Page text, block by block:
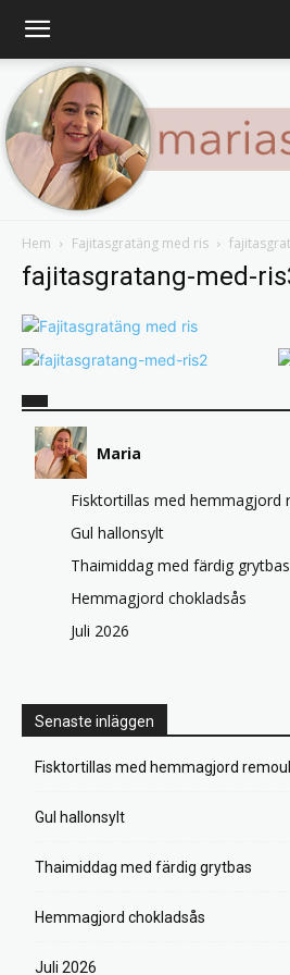
Marias
Hem Fajitasgratäng med ris
fajitasgratang-med-
Maria
Fisktortillas med hemmagjord
Gul hallonsylt
Thaimiddag med färdig grytbas
Hemmagjord chokladsås
Juli 2026
Senaste inläggen
Fisktortillas med hemmagjord
Gul hallonsylt
Thaimiddag med färdig grytbas
Hemmagjord chokladsås
Juli 2026